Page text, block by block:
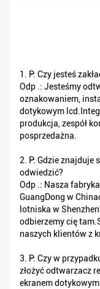
1. P: Czy jesteś
Odp .: Jesteśmy
oznakowaniem,
dotykowym
produkcja, zespół
posprzedażna.
2. P: Gdzie znajduje
odwiedzić?
Odp .: Nasza
GuangDong w
lotniska w
odbierzemy cię
naszych klientów z
3. P: Czy w
złożyć odtwarzacz
ekranem dotykowym